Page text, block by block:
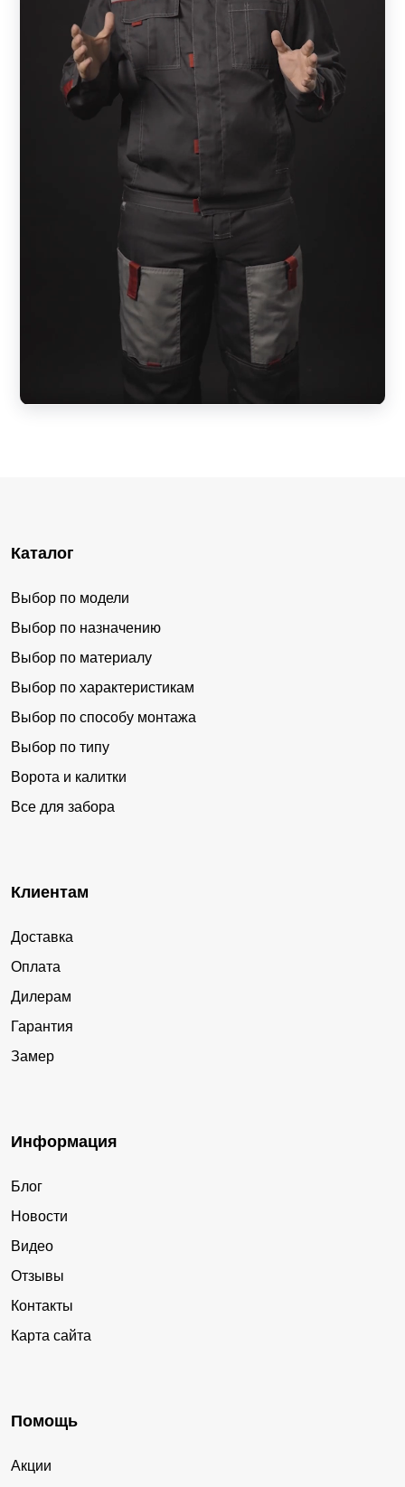
Каталог
Выбор по модели
Выбор по назначению
Выбор по материалу
Выбор по характеристикам
Выбор по способу монтажа
Выбор по типу
Ворота и калитки
Все для забора
Клиентам
Доставка
Оплата
Дилерам
Гарантия
Замер
Информация
Блог
Новости
Видео
Отзывы
Контакты
Карта сайта
Помощь
Акции